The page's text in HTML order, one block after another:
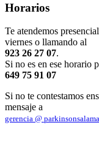
Horarios
Te atendemos
viernes o llamando al
923 26 27 07.
Si no es en ese horario
649 75 91 07
Si no te contestamos
mensaje a
gerencia @